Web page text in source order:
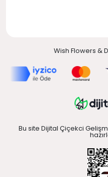
Wish Flowers &
Bu site Dijital Çiçekci